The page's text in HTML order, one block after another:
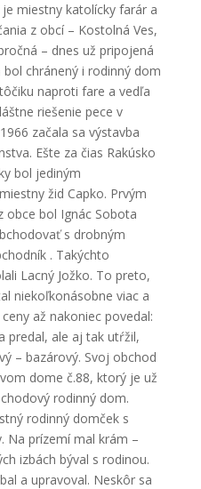
miestny katolícky farár a
z obcí – Kostolná Ves,
– dnes už pripojená
chránený i rodinný dom
naproti fare a vedľa
riešenie pece v
začala sa výstavba
Ešte za čias Rakúsko
bol jediným
žid Capko. Prvým
obce bol Ignác Sobota
s drobným
. Takýchto
Lacný Jožko. To preto,
niekoľkonásobne viac a
až nakoniec povedal:
predal, ale aj tak utŕžil,
– bazárový. Svoj obchod
dome č.88, ktorý je už
rodinný dom.
rodinný domček s
Na prízemí mal krám –
izbách býval s rodinou.
a upravoval. Neskôr sa